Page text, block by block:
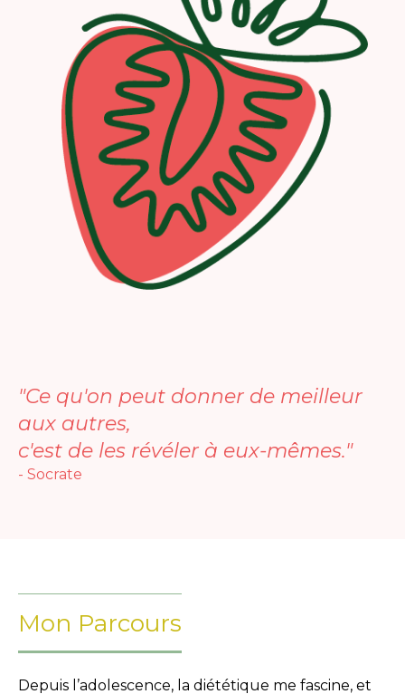
"Ce qu'on peut donner de meilleur
aux autres,
c'est de les révéler à eux-mêmes."
- Socrate
Mon Parcours
Depuis l’adolescence, la diététique me fascine, et